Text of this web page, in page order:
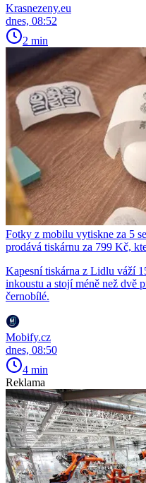
Krasnezeny.eu
dnes, 08:52
2 min
Fotky z mobilu vytiskne za 5
prodává tiskárnu za 799 Kč,
Kapesní tiskárna z Lidlu váží
inkoustu a stojí méně než dvě
černobílé.
Mobify.cz
dnes, 08:50
4 min
Reklama